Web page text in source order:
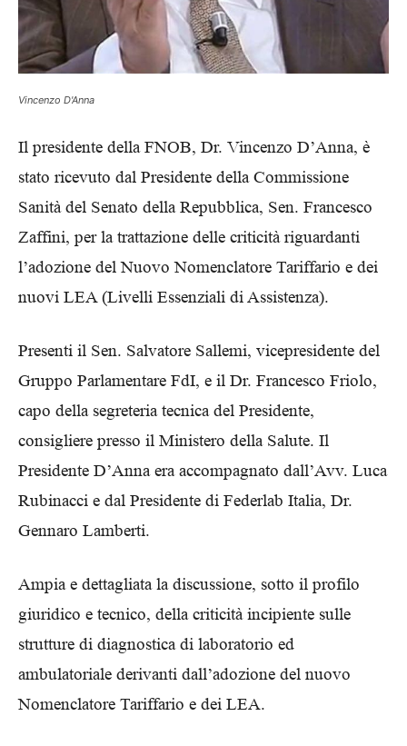
Vincenzo D'Anna
Il presidente della FNOB, Dr. Vincenzo D’Anna, è
stato ricevuto dal Presidente della Commissione
Sanità del Senato della Repubblica, Sen. Francesco
Zaffini, per la trattazione delle criticità riguardanti
l’adozione del Nuovo Nomenclatore Tariffario e dei
nuovi LEA (Livelli Essenziali di Assistenza).
Presenti il Sen. Salvatore Sallemi, vicepresidente del
Gruppo Parlamentare FdI, e il Dr. Francesco Friolo,
capo della segreteria tecnica del Presidente,
consigliere presso il Ministero della Salute. Il
Presidente D’Anna era accompagnato dall’Avv. Luca
Rubinacci e dal Presidente di Federlab Italia, Dr.
Gennaro Lamberti.
Ampia e dettagliata la discussione, sotto il profilo
giuridico e tecnico, della criticità incipiente sulle
strutture di diagnostica di laboratorio ed
ambulatoriale derivanti dall’adozione del nuovo
Nomenclatore Tariffario e dei LEA.